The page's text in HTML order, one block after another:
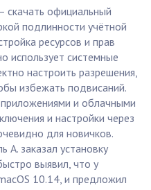
официальный
подлинности учётной
ресурсов и прав
использует системные
настроить разрешения,
избежать подвисаний.
и облачными
и настройки через
для новичков.
А. заказал установку
выявил, что у
10.14, и предложил